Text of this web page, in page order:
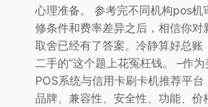
心理准备。 参考完不同机构pos机
修条件和费率差异之后，相信你对
取舍已经有了答案。冷静算好总账
二手的”这个题上花冤枉钱。 –作
POS系统与信用卡刷卡机推荐平台
品牌、兼容性、安全性、功能、价